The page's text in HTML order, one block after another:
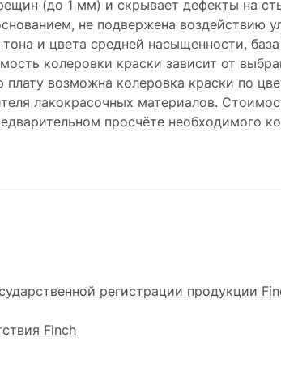
(до 1 мм) и скрывает дефекты на
не подвержена воздействию
и цвета средней насыщенности,
колеровки краски зависит от
плату возможна колеровка краски по
лакокрасочных материалов.
просчёте необходимого
регистрации продукции
Finch